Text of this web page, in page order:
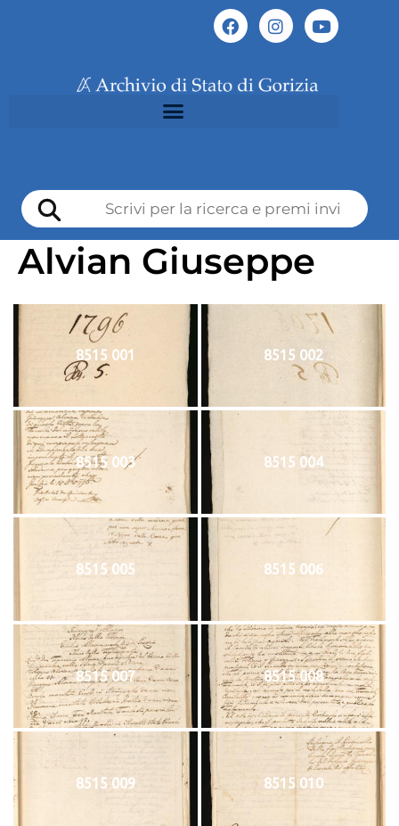
Alvian Giuseppe
8515 001 8515 002
8515 003 8515 004
8515 005 8515 006
8515 007 8515 008
8515 009 8515 010